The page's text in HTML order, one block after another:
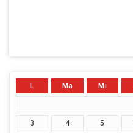
L Ma Mi
3 4 5